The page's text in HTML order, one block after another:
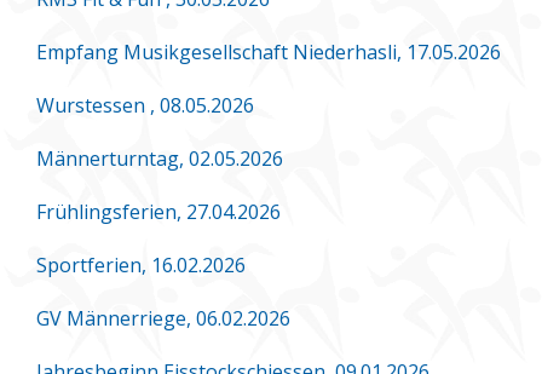
Empfang Musikgesellschaft Niederhasli, 17.05.2026
Wurstessen , 08.05.2026
Männerturntag, 02.05.2026
Frühlingsferien, 27.04.2026
Sportferien, 16.02.2026
GV Männerriege, 06.02.2026